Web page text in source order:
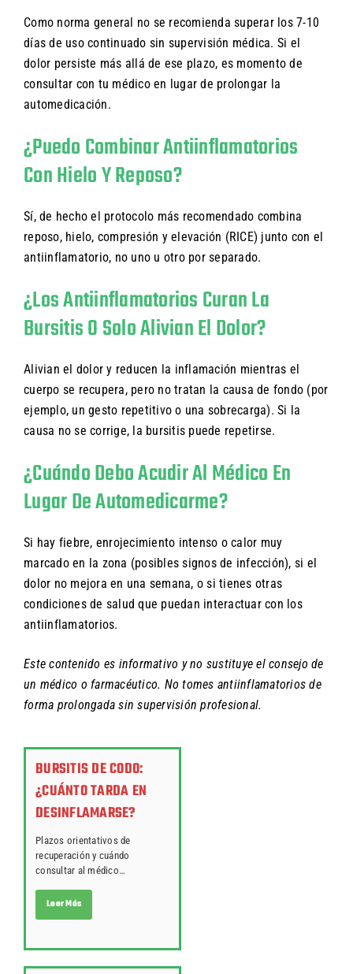
Como norma general no se recomienda superar los 7-10
días de uso continuado sin supervisión médica. Si el
dolor persiste más allá de ese plazo, es momento de
consultar con tu médico en lugar de prolongar la
automedicación.
¿Puedo Combinar Antiinflamatorios
Con Hielo Y Reposo?
Sí, de hecho el protocolo más recomendado combina
reposo, hielo, compresión y elevación (RICE) junto con el
antiinflamatorio, no uno u otro por separado.
¿Los Antiinflamatorios Curan La
Bursitis O Solo Alivian El Dolor?
Alivian el dolor y reducen la inflamación mientras el
cuerpo se recupera, pero no tratan la causa de fondo (por
ejemplo, un gesto repetitivo o una sobrecarga). Si la
causa no se corrige, la bursitis puede repetirse.
¿Cuándo Debo Acudir Al Médico En
Lugar De Automedicarme?
Si hay fiebre, enrojecimiento intenso o calor muy
marcado en la zona (posibles signos de infección), si el
dolor no mejora en una semana, o si tienes otras
condiciones de salud que puedan interactuar con los
antiinflamatorios.
Este contenido es informativo y no sustituye el consejo de
un médico o farmacéutico. No tomes antiinflamatorios de
forma prolongada sin supervisión profesional.
BURSITIS DE CODO:
¿CUÁNTO TARDA EN
DESINFLAMARSE?
Plazos orientativos de
recuperación y cuándo
consultar al médico…
Leer Más